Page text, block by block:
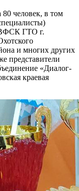
человек, в том
ВФСК ГТО г.
и многих других
представители
«Диалог-
краевая